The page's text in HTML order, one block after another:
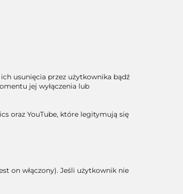
usunięcia przez użytkownika bądź
jej wyłączenia lub
oraz YouTube, które legitymują się
on włączony). Jeśli użytkownik nie